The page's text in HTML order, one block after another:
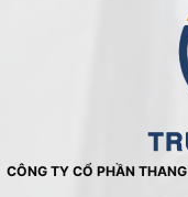
CÔNG TY CỔ PHẦN